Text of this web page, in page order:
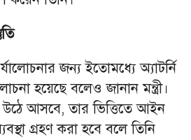
জন্য ইতোমধ্যে অ্যাটর্নি
হয়েছে বলেও জানান মন্ত্রী।
উঠে আসবে, তার ভিত্তিতে আইন
গ্রহণ করা হবে বলে তিনি